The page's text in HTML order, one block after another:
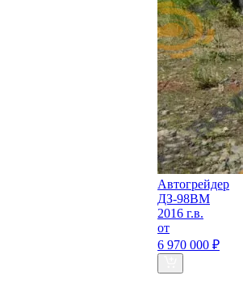
Автогрейдер
ДЗ-98ВМ
2016 г.в.
от
6 970 000 ₽